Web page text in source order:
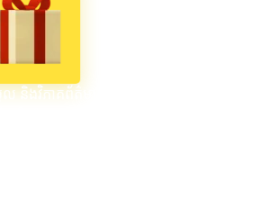
ល និងវិភាគព័ត៌មានអំពីដំណើរការ និងការប្រើ